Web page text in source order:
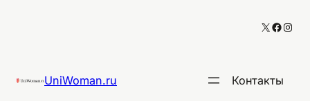
X
UniWoman.ru Контакты